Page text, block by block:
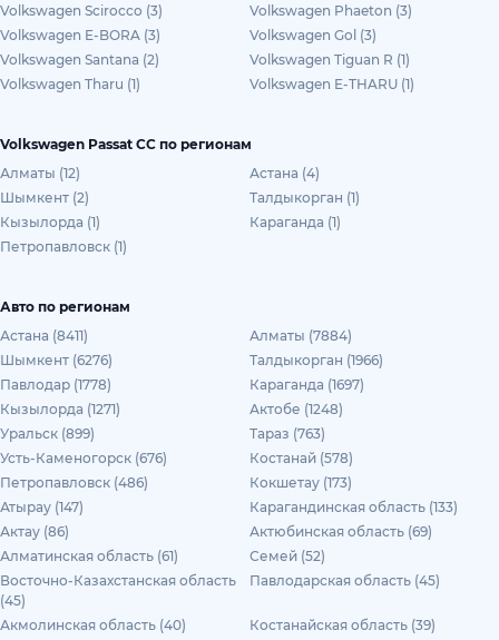
Volkswagen Scirocco (3)
Volkswagen Phaeton (3)
Volkswagen E-BORA (3)
Volkswagen Gol (3)
Volkswagen Santana (2)
Volkswagen Tiguan R (1)
Volkswagen Tharu (1)
Volkswagen E-THARU (1)
Volkswagen Passat CC по регионам
Алматы (12)
Астана (4)
Шымкент (2)
Талдыкорган (1)
Кызылорда (1)
Караганда (1)
Петропавловск (1)
Авто по регионам
Астана (8411)
Алматы (7884)
Шымкент (6276)
Талдыкорган (1966)
Павлодар (1778)
Караганда (1697)
Кызылорда (1271)
Актобе (1248)
Уральск (899)
Тараз (763)
Усть-Каменогорск (676)
Костанай (578)
Петропавловск (486)
Кокшетау (173)
Атырау (147)
Карагандинская область (133)
Актау (86)
Актюбинская область (69)
Алматинская область (61)
Семей (52)
Восточно-Казахстанская область
(45)
Павлодарская область (45)
Акмолинская область (40)
Костанайская область (39)